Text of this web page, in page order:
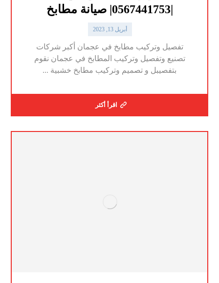
|0567441753| صيانة مطابخ
أبريل 13, 2023
تفصيل وتركيب مطابخ في عجمان أكبر شركات
تصنيع وتفصيل وتركيب المطابخ في عجمان نقوم
بتفصيبل و تصميم وتركيب مطابخ خشبية ...
اقرأ أكثر